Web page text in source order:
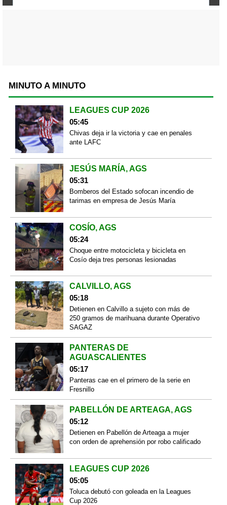
MINUTO A MINUTO
LEAGUES CUP 2026
05:45
Chivas deja ir la victoria y cae en penales
ante LAFC
JESÚS MARÍA, AGS
05:31
Bomberos del Estado sofocan incendio de
tarimas en empresa de Jesús María
COSÍO, AGS
05:24
Choque entre motocicleta y bicicleta en
Cosío deja tres personas lesionadas
CALVILLO, AGS
05:18
Detienen en Calvillo a sujeto con más de
250 gramos de marihuana durante Operativo
SAGAZ
PANTERAS DE
AGUASCALIENTES
05:17
Panteras cae en el primero de la serie en
Fresnillo
PABELLÓN DE ARTEAGA, AGS
05:12
Detienen en Pabellón de Arteaga a mujer
con orden de aprehensión por robo calificado
LEAGUES CUP 2026
05:05
Toluca debutó con goleada en la Leagues
Cup 2026